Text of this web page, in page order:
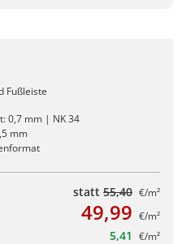
Fußleiste
0,7 mm | NK 34
mm
statt 55,40 €/m²
49,99 €/m²
5,41 €/m²